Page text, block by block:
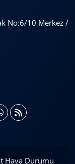
No:6/10 Merkez /
Hava Durumu